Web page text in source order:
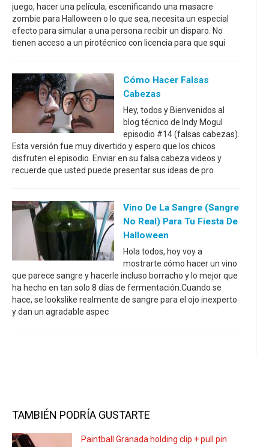
juego, hacer una película, escenificando una masacre
zombie para Halloween o lo que sea, necesita un especial
efecto para simular a una persona recibir un disparo. No
tienen acceso a un pirotécnico con licencia para que squi
Cómo Hacer Falsas
Cabezas
Hey, todos y Bienvenidos al
blog técnico de Indy Mogul
episodio #14 (falsas cabezas).
Esta versión fue muy divertido y espero que los chicos
disfruten el episodio. Enviar en su falsa cabeza videos y
recuerde que usted puede presentar sus ideas de pro
Vino De La Sangre (sangre
No Real) Para Tu Fiesta De
Halloween
Hola todos, hoy voy a
mostrarte cómo hacer un vino
que parece sangre y hacerle incluso borracho y lo mejor que
ha hecho en tan solo 8 días de fermentación.Cuando se
hace, se lookslike realmente de sangre para el ojo inexperto
y dan un agradable aspec
TAMBIÉN PODRÍA GUSTARTE
Paintball Granada holding clip + pull pin